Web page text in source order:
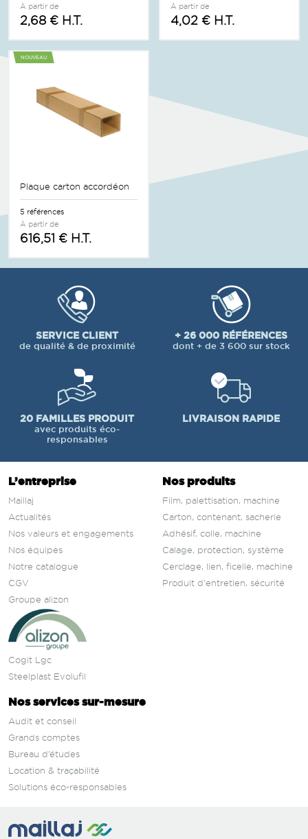
À partir de
2,68 € H.T.
À partir de
4,02 € H.T.
NOUVEAU
Plaque carton accordéon
5 références
À partir de
616,51 € H.T.
SERVICE CLIENT
de qualité & de proximité
+ 26 000 RÉFÉRENCES
dont + de 3 600 sur stock
20 FAMILLES PRODUIT
avec produits éco-
responsables
LIVRAISON RAPIDE
L’entreprise
Maillaj
Actualités
Nos valeurs et engagements
Nos équipes
Notre catalogue
CGV
Groupe alizon
Cogit Lgc
Steelplast Evolufil
Nos produits
Film, palettisation, machine
Carton, contenant, sacherie
Adhésif, colle, machine
Calage, protection, système
Cerclage, lien, ficelle, machine
Produit d'entretien, sécurité
Nos services sur‑mesure
Audit et conseil
Grands comptes
Bureau d’études
Location & traçabilité
Solutions éco-responsables